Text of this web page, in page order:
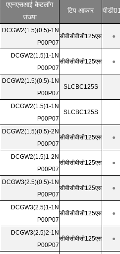
एएनएसआई कैटलॉग
संख्या
टिप आकार
DCGW2(1.5)(0.5)-1N
P00P07
सीबीसीबीसी125एस ●
DCGW2(1.5)1-1N
P00P07
सीबीसीबीसी125एस ●
DCGW2(1.5)(0.5)-1N
P00P07
SLCBC125S
DCGW2(1.5)1-1N
P00P07
SLCBC125S
DCGW2(1.5)(0.5)-2N
P00P07
सीबीसीबीसी125एस ●
DCGW2(1.5)1-2N
P00P07
सीबीसीबीसी125एस ●
DCGW3(2.5)(0.5)-1N
P00P07
सीबीसीबीसी125एस ●
DCGW3(2.5)1-1N
P00P07
सीबीसीबीसी125एस ●
DCGW3(2.5)2-1N
P00P07
सीबीसीबीसी125एस ●